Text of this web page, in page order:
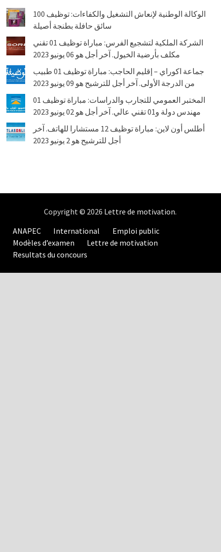
الوكالة الوطنية لإنعاش التشغيل والكفاءات: توظيف 100
سائق حافلة بطنجة أصيلة
الشركة الملكية لتشجيع الفرس: مباراة توظيف 01 تقني
مكلف بأرضية الخيول. آخر أجل هو 06 يونيو 2023
جماعة اكوراي – إقليم الحاجب: مباراة توظيف 01 طبيب
من الدرجة الأولى. آخر أجل للترشيح هو 09 يونيو 2023
المختبر العمومي للتجارب والدراسات: مباراة توظيف 01
مهندس دولة و01 تقني عالي. آخر أجل هو 02 يونيو 2023
أطلس أون لاين: مباراة توظيف 12 مستشارا للهاتف. آخر
أجل للترشيح هو 2 يونيو 2023
Copyright © 2026 Lettre de motivation.
ANAPEC
International
Emploi public
Modèles d’examen
Lettre de motivation
Resultats du concours